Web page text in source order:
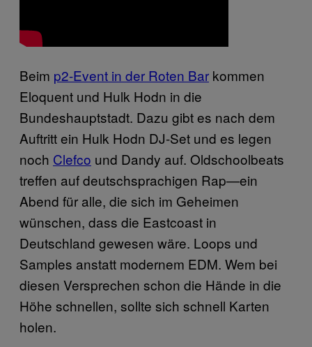
Beim p2-Event in der Roten Bar kommen
Eloquent und Hulk Hodn in die
Bundeshauptstadt. Dazu gibt es nach dem
Auftritt ein Hulk Hodn DJ-Set und es legen
noch Clefco und Dandy auf. Oldschoolbeats
treffen auf deutschsprachigen Rap—ein
Abend für alle, die sich im Geheimen
wünschen, dass die Eastcoast in
Deutschland gewesen wäre. Loops und
Samples anstatt modernem EDM. Wem bei
diesen Versprechen schon die Hände in die
Höhe schnellen, sollte sich schnell Karten
holen.